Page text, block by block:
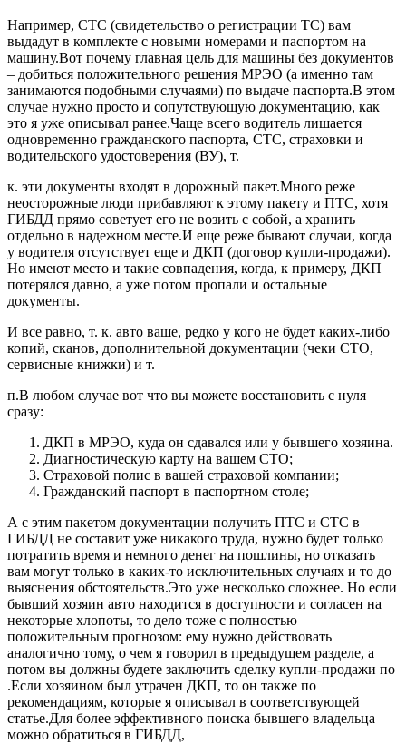
Например, СТС (свидетельство о регистрации ТС) вам
выдадут в комплекте с новыми номерами и паспортом на
машину.Вот почему главная цель для машины без документов
– добиться положительного решения МРЭО (а именно там
занимаются подобными случаями) по выдаче паспорта.В этом
случае нужно просто и сопутствующую документацию, как
это я уже описывал ранее.Чаще всего водитель лишается
одновременно гражданского паспорта, СТС, страховки и
водительского удостоверения (ВУ), т.
к. эти документы входят в дорожный пакет.Много реже
неосторожные люди прибавляют к этому пакету и ПТС, хотя
ГИБДД прямо советует его не возить с собой, а хранить
отдельно в надежном месте.И еще реже бывают случаи, когда
у водителя отсутствует еще и ДКП (договор купли-продажи).
Но имеют место и такие совпадения, когда, к примеру, ДКП
потерялся давно, а уже потом пропали и остальные
документы.
И все равно, т. к. авто ваше, редко у кого не будет каких-либо
копий, сканов, дополнительной документации (чеки СТО,
сервисные книжки) и т.
п.В любом случае вот что вы можете восстановить с нуля
сразу:
ДКП в МРЭО, куда он сдавался или у бывшего хозяина.
Диагностическую карту на вашем СТО;
Страховой полис в вашей страховой компании;
Гражданский паспорт в паспортном столе;
А с этим пакетом документации получить ПТС и СТС в
ГИБДД не составит уже никакого труда, нужно будет только
потратить время и немного денег на пошлины, но отказать
вам могут только в каких-то исключительных случаях и то до
выяснения обстоятельств.Это уже несколько сложнее. Но если
бывший хозяин авто находится в доступности и согласен на
некоторые хлопоты, то дело тоже с полностью
положительным прогнозом: ему нужно действовать
аналогично тому, о чем я говорил в предыдущем разделе, а
потом вы должны будете заключить сделку купли-продажи по
.Если хозяином был утрачен ДКП, то он также по
рекомендациям, которые я описывал в соответствующей
статье.Для более эффективного поиска бывшего владельца
можно обратиться в ГИБДД,